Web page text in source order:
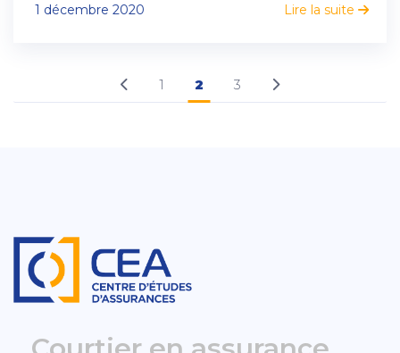
1 décembre 2020 Lire la suite
1 2 3